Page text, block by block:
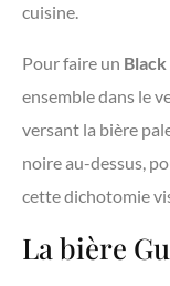
cuisine.
Pour faire un Black
ensemble dans le
versant la bière
noire au-dessus,
cette dichotomie
La bière